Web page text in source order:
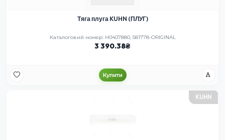
Тяга плуга KUHN (ПЛУГ)
Каталоговий номер: H0407880, 581778-ORIGINAL
3 390.38
Купити
KUHN